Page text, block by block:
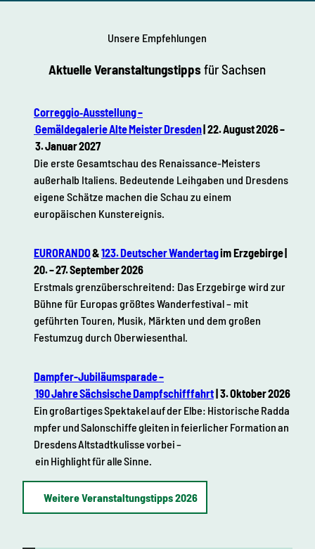
Unsere Empfehlungen
Aktuelle Veranstaltungstippsfür Sachsen
Correggio‑Ausstellung –
Gemäldegalerie Alte Meister Dresden| 22. August 2026 –
3. Januar 2027
Die erste Gesamtschau des Renaissance-Meisters
außerhalb Italiens. Bedeutende Leihgaben und Dresdens
eigene Schätze machen die Schau zu einem
europäischen Kunstereignis.
EURORANDO&123. Deutscher Wandertagim Erzgebirge |
20. – 27. September 2026
Erstmals grenzüberschreitend: Das Erzgebirge wird zur
Bühne für Europas größtes Wanderfestival – mit
geführten Touren, Musik, Märkten und dem großen
Festumzug durch Oberwiesenthal.
Dampfer-Jubiläumsparade –
190 Jahre Sächsische Dampfschifffahrt | 3. Oktober 2026
Ein großartiges Spektakel auf der Elbe: Historische Radda
mpfer und Salonschiffe gleiten in feierlicher Formation an
Dresdens Altstadtkulisse vorbei –
ein Highlight für alle Sinne.
Weitere Veranstaltungstipps 2026